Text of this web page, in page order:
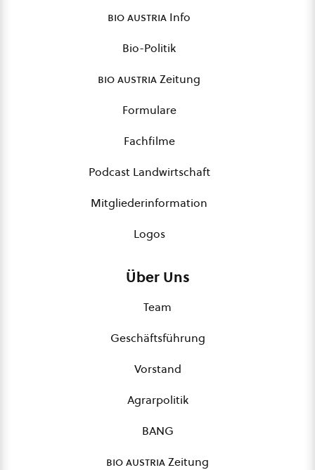
bio austria Info
Bio-Politik
bio austriaZeitung
Formulare
Fachfilme
Podcast Landwirtschaft
Mitgliederinformation
Logos
Über Uns
Team
Geschäftsführung
Vorstand
Agrarpolitik
BANG
bio austriaZeitung